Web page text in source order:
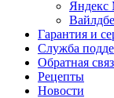
Яндекс
Гарантия и
Служба
Обратная
Рецепты
Новости